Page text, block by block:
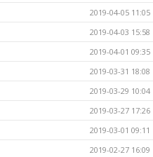
2019-04-05 11:05
2019-04-03 15:58
2019-04-01 09:35
2019-03-31 18:08
2019-03-29 10:04
2019-03-27 17:26
2019-03-01 09:11
2019-02-27 16:09